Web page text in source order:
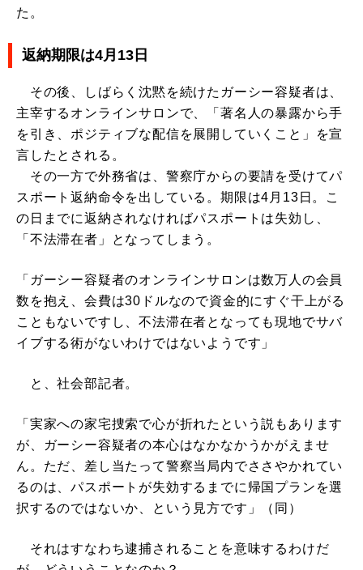
た。
返納期限は4月13日
その後、しばらく沈黙を続けたガーシー容疑者は、
主宰するオンラインサロンで、「著名人の暴露から手
を引き、ポジティブな配信を展開していくこと」を宣
言したとされる。
その一方で外務省は、警察庁からの要請を受けてパ
スポート返納命令を出している。期限は4月13日。こ
の日までに返納されなければパスポートは失効し、
「不法滞在者」となってしまう。
「ガーシー容疑者のオンラインサロンは数万人の会員
数を抱え、会費は30ドルなので資金的にすぐ干上がる
こともないですし、不法滞在者となっても現地でサバ
イブする術がないわけではないようです」
と、社会部記者。
「実家への家宅捜索で心が折れたという説もあります
が、ガーシー容疑者の本心はなかなかうかがえませ
ん。ただ、差し当たって警察当局内でささやかれてい
るのは、パスポートが失効するまでに帰国プランを選
択するのではないか、という見方です」（同）
それはすなわち逮捕されることを意味するわけだ